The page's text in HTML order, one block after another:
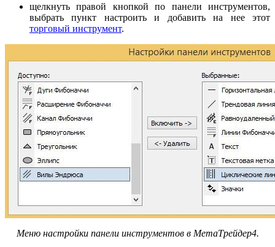
щелкнуть правой кнопкой по панели инструментов,
выбрать пункт настроить и добавить на нее этот
торговый инструмент.
Меню настройки панели инструментов в МетаТрейдер4.